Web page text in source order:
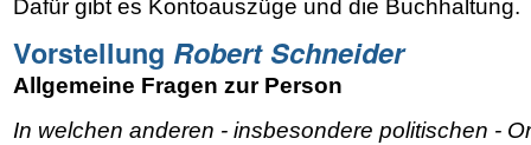
Dafür gibt es Kontoauszüge und die Buchhaltung.
Vorstellung Robert Schneider
Allgemeine Fragen zur Person
In welchen anderen - insbesondere politischen -